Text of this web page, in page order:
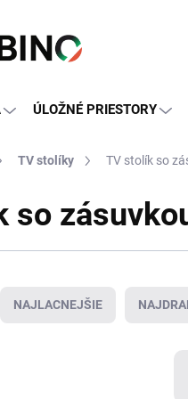
ÚLOŽNÉ PRIESTORY
TV stolíky TV stolík so
so
NAJLACNEJŠIE